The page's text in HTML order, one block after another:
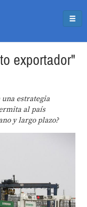
exportador"
estrategia
al país
y largo plazo?